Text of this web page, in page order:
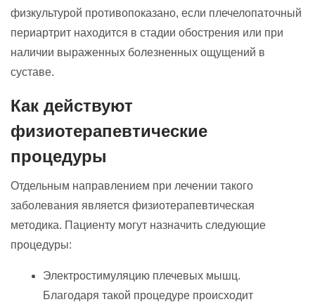
физкультурой противопоказано, если плечелопаточный
периартрит находится в стадии обострения или при
наличии выраженных болезненных ощущений в
суставе.
Как действуют
физиотерапевтические
процедуры
Отдельным направлением при лечении такого
заболевания является физиотерапевтическая
методика. Пациенту могут назначить следующие
процедуры:
Электростимуляцию плечевых мышц.
Благодаря такой процедуре происходит